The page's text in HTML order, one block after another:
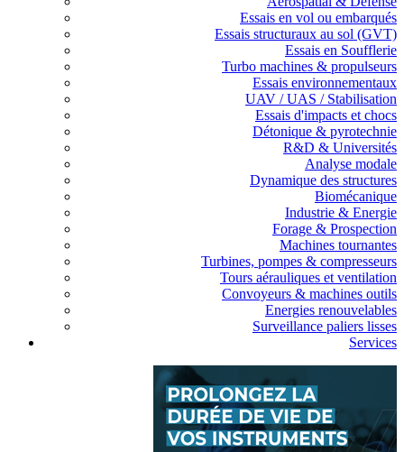
Essais en vol ou embarqués
Essais structuraux au sol (GVT)
Essais en Soufflerie
Turbo machines & propulseurs
Essais environnementaux
UAV / UAS / Stabilisation
Essais d'impacts et chocs
Détonique & pyrotechnie
R&D & Universités
Analyse modale
Dynamique des structures
Biomécanique
Industrie & Energie
Forage & Prospection
Machines tournantes
Turbines, pompes & compresseurs
Tours aérauliques et ventilation
Convoyeurs & machines outils
Energies renouvelables
Surveillance paliers lisses
Services